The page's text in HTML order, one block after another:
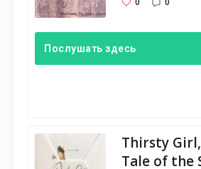
Послушать здесь
Thirsty
Tale of the